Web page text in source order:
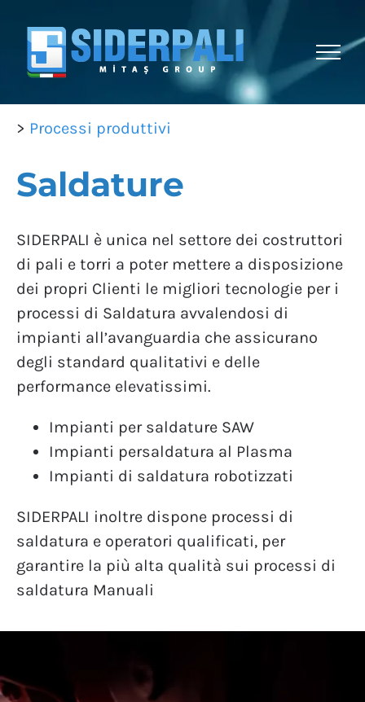
contenuto
> Processi produttivi
Saldature
SIDERPALI è unica nel settore dei costruttori
di pali e torri a poter mettere a disposizione
dei propri Clienti le migliori tecnologie per i
processi di Saldatura avvalendosi di
impianti all’avanguardia che assicurano
degli standard qualitativi e delle
performance elevatissimi.
Impianti per saldature SAW
Impianti persaldatura al Plasma
Impianti di saldatura robotizzati
SIDERPALI inoltre dispone processi di
saldatura e operatori qualificati, per
garantire la più alta qualità sui processi di
saldatura Manuali